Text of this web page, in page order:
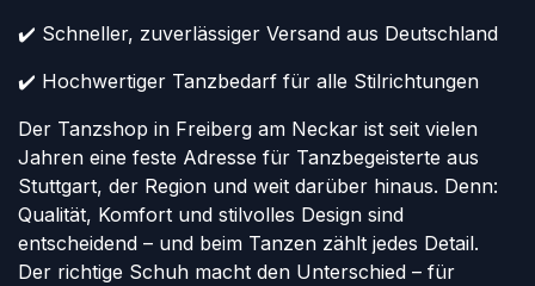
✔️ Schneller, zuverlässiger Versand aus Deutschland
✔️ Hochwertiger Tanzbedarf für alle Stilrichtungen
Der Tanzshop in Freiberg am Neckar ist seit vielen
Jahren eine feste Adresse für Tanzbegeisterte aus
Stuttgart, der Region und weit darüber hinaus. Denn:
Qualität, Komfort und stilvolles Design sind
entscheidend – und beim Tanzen zählt jedes Detail.
Der richtige Schuh macht den Unterschied – für